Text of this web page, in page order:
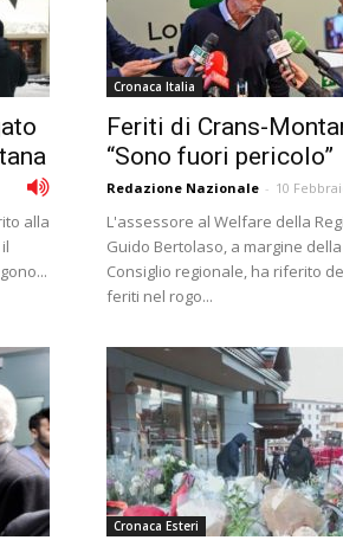
alla
Cronaca Italia
Feriti di Crans-
“Sono fuori pericolo”
Redazione Nazionale - 10
L'assessore al Welfare della
Guido Bertolaso, a margine
Consiglio regionale, ha riferito
feriti nel rogo...
Cronaca Esteri